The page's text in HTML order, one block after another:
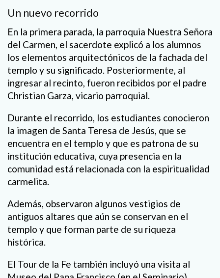
Un nuevo recorrido
En la primera parada, la parroquia Nuestra Señora
del Carmen, el sacerdote explicó a los alumnos
los elementos arquitectónicos de la fachada del
templo y su significado. Posteriormente, al
ingresar al recinto, fueron recibidos por el padre
Christian Garza, vicario parroquial.
Durante el recorrido, los estudiantes conocieron
la imagen de Santa Teresa de Jesús, que se
encuentra en el templo y que es patrona de su
institución educativa, cuya presencia en la
comunidad está relacionada con la espiritualidad
carmelita.
Además, observaron algunos vestigios de
antiguos altares que aún se conservan en el
templo y que forman parte de su riqueza
histórica.
El Tour de la Fe también incluyó una visita al